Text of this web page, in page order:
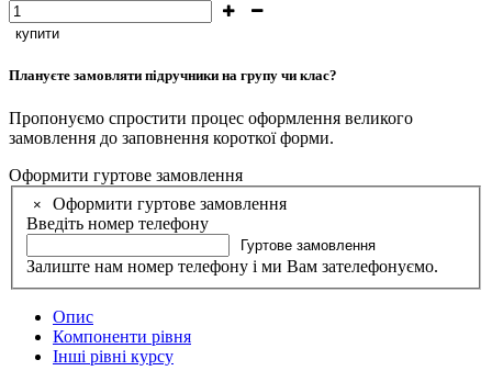
купити
Плануєте замовляти підручники на групу чи клас?
Пропонуємо спростити процес оформлення великого
замовлення до заповнення короткої форми.
Оформити гуртове замовлення
×
Оформити гуртове замовлення
Введіть номер телефону
Гуртове замовлення
Залиште нам номер телефону і ми Вам зателефонуємо.
Опис
Компоненти рівня
Інші рівні курсу